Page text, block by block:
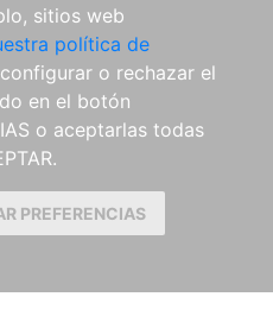
sitios web
política de
o rechazar el
en el botón
o aceptarlas todas
PREFERENCIAS